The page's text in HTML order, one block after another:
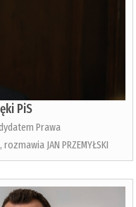
PiS
Prawa
JAN PRZEMYŁSKI